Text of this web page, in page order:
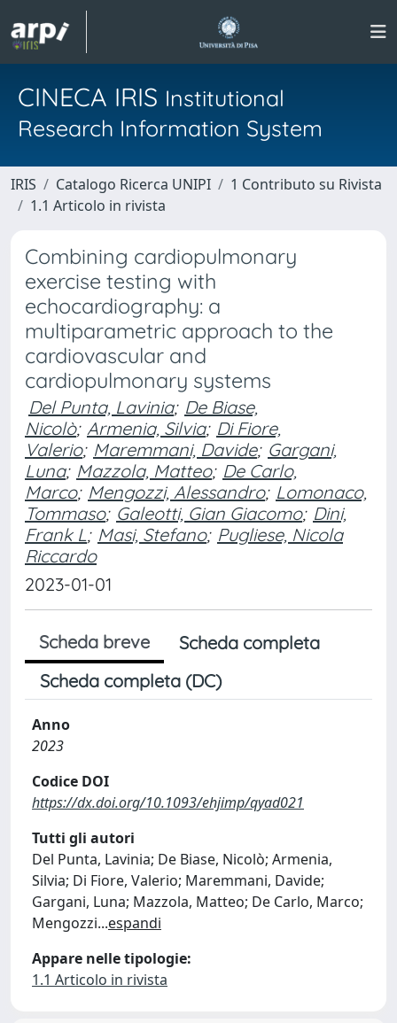
CINECA IRIS Institutional
Research Information System
IRIS Catalogo Ricerca UNIPI
1 Contributo su Rivista
1.1 Articolo in rivista
Combining cardiopulmonary
exercise testing with
echocardiography: a
multiparametric approach to the
cardiovascular and
cardiopulmonary systems
Del Punta, Lavinia; De Biase,
Nicolò; Armenia, Silvia; Di Fiore,
Valerio; Maremmani, Davide; Gargani,
Luna; Mazzola, Matteo; De Carlo,
Marco; Mengozzi, Alessandro; Lomonaco,
Tommaso; Galeotti, Gian Giacomo; Dini,
Frank L; Masi, Stefano; Pugliese, Nicola
Riccardo
2023-01-01
Scheda breve
Scheda completa
Scheda completa (DC)
Anno
2023
Codice DOI
https://dx.doi.org/10.1093/ehjimp/qyad021
Tutti gli autori
Del Punta, Lavinia; De Biase, Nicolò; Armenia,
Silvia; Di Fiore, Valerio; Maremmani, Davide;
Gargani, Luna; Mazzola, Matteo; De Carlo, Marco;
Mengozzi...espandi
Appare nelle tipologie:
1.1 Articolo in rivista